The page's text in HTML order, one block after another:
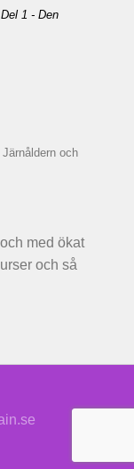
1 - Den
och
med ökat
och så